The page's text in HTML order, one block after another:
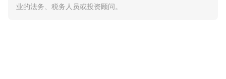
业的法务、税务人员或投资顾问。